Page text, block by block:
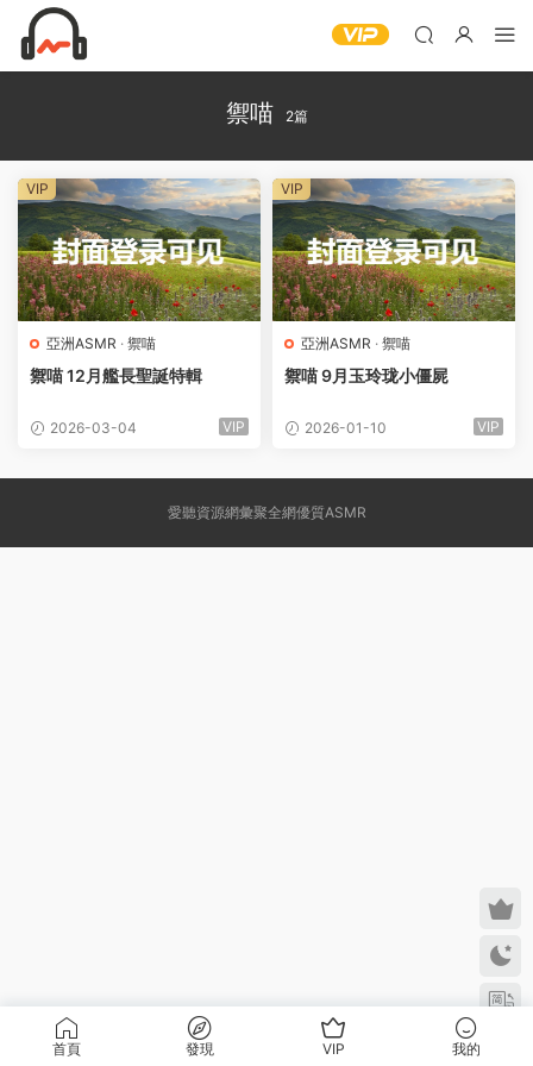
禦喵 2篇
亞洲ASMR · 禦喵
禦喵 12月艦長聖誕特輯
2026-03-04 VIP
VIP
亞洲ASMR · 禦喵
禦喵 9月玉玲珑小僵屍
2026-01-10 VIP
VIP
愛聽資源網彙聚全網優質ASMR
首頁 發現 VIP 我的